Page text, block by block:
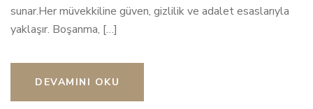
sunar.Her müvekkiline güven, gizlilik ve adalet esaslarıyla
yaklaşır. Boşanma, […]
DEVAMINI OKU